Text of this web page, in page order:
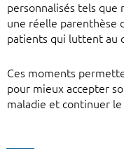
personnalisés tels que
une réelle parenthèse
patients qui luttent au
Ces moments
pour mieux accepter
maladie et continuer le